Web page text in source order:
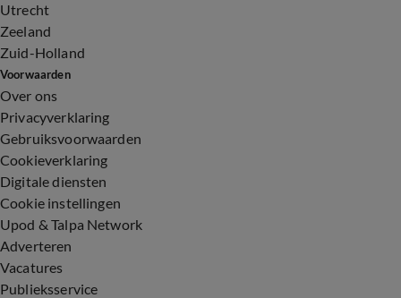
Utrecht
Zeeland
Zuid-Holland
Voorwaarden
Over ons
Privacyverklaring
Gebruiksvoorwaarden
Cookieverklaring
Digitale diensten
Cookie instellingen
Upod & Talpa Network
Adverteren
Vacatures
Publieksservice